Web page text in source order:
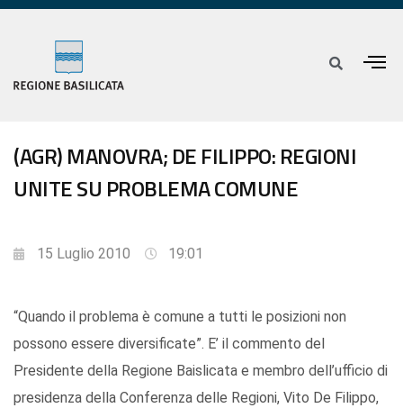
(AGR) MANOVRA; DE FILIPPO: REGIONI
UNITE SU PROBLEMA COMUNE
15 Luglio 2010 19:01
“Quando il problema è comune a tutti le posizioni non
possono essere diversificate”. E’ il commento del
Presidente della Regione Baislicata e membro dell’ufficio di
presidenza della Conferenza delle Regioni, Vito De Filippo,